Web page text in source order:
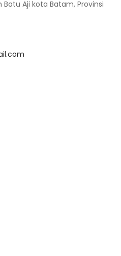
Aji kota Batam, Provinsi